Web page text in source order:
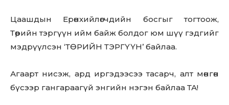
Цаашдын Ерөнхийлөгчдийн босгыг тогтоож,
Төрийн тэргүүн ийм байж болдог юм шүү гэдгийг
мэдрүүлсэн ‘ТӨРИЙН ТЭРГҮҮН’ байлаа.
Агаарт нисэж, ард иргэдээсээ тасарч, алт мөнгөн
бүсээр гангараагүй энгийн нэгэн байлаа ТА!